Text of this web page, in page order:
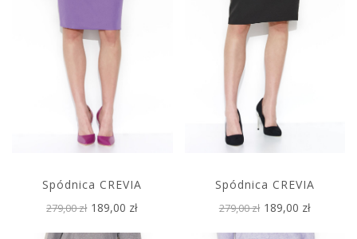
Spódnica CREVIA
279,00 zł 189,00 zł
Spódnica CREVIA
279,00 zł 189,00 zł